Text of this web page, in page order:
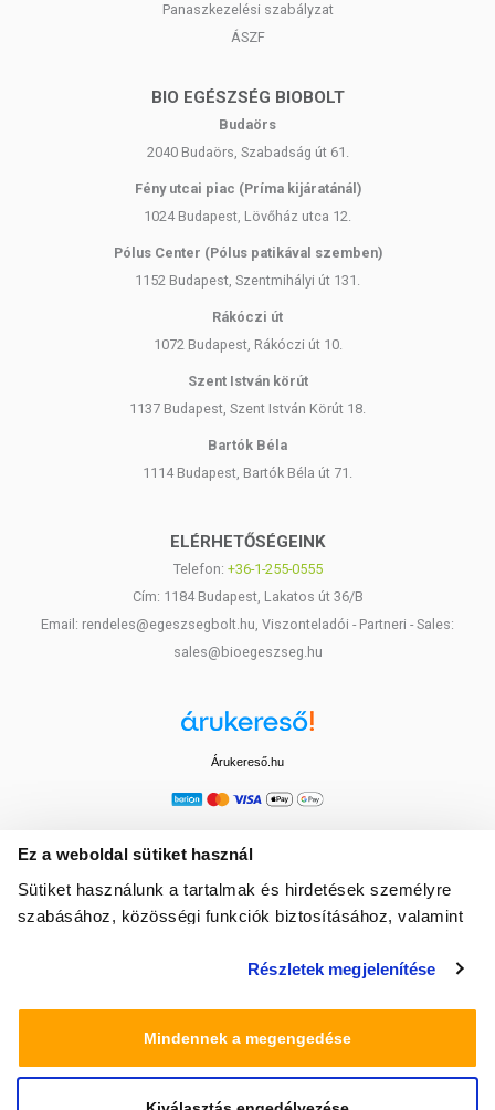
Ez a weboldal sütiket használ
Sütiket használunk a tartalmak és hirdetések személyre
szabásához, közösségi funkciók biztosításához, valamint
média-, hirdető- és elemező partnereinkkel megosztjuk az
amelyeket Ön adott meg számukra vagy az Ön által
használt más szolgáltatásokból gyűjtöttek.
Részletek megjelenítése
Mindennek a megengedése
Panaszkezelési szabályzat
ÁSZF
BIO EGÉSZSÉG BIOBOLT
Budaörs
2040 Budaörs, Szabadság út 61.
Fény utcai piac (Príma kijáratánál)
1024 Budapest, Lövőház utca 12.
Pólus Center (Pólus patikával szemben)
1152 Budapest, Szentmihályi út 131.
Rákóczi út
1072 Budapest, Rákóczi út 10.
Szent István körút
1137 Budapest, Szent István Körút 18.
Bartók Béla
1114 Budapest, Bartók Béla út 71.
ELÉRHETŐSÉGEINK
Telefon: +36-1-255-0555
Cím: 1184 Budapest, Lakatos út 36/B
Email: rendeles@egeszsegbolt.hu, Viszonteladói - Partneri - Sales:
sales@bioegeszseg.hu
Árukereső.hu